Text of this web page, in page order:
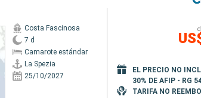
Costa Fascinosa
7 d
Camarote estándar
La Spezia
25/10/2027
EL PRECIO NO
30% DE AFIP - RG
TARIFA NO